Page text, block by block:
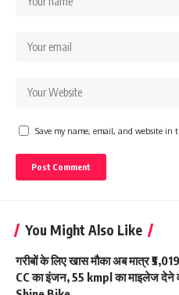
Save my name, email, and website in
You Might Also Like
गरीबों के लिए खास मौका अब मात्र
CC का इंजन, 55 kmpl का माइलेज देने